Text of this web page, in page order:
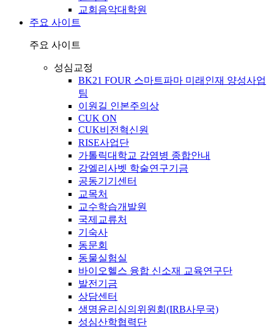
교회음악대학원
주요 사이트
주요 사이트
성심교정
BK21 FOUR 스마트파마 미래인재 양성사업
팀
이원길 인본주의상
CUK ON
CUK비전혁신원
RISE사업단
가톨릭대학교 감염병 종합안내
강엘리사벳 학술연구기금
공동기기센터
교목처
교수학습개발원
국제교류처
기숙사
동문회
동물실험실
바이오헬스 융합 신소재 교육연구단
발전기금
상담센터
생명윤리심의위원회(IRB사무국)
성심산학협력단